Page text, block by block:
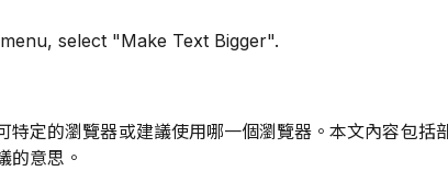
select "Make Text Bigger".
特定的瀏覽器或建議使用哪一個瀏覽器。本文內容包
的意思。